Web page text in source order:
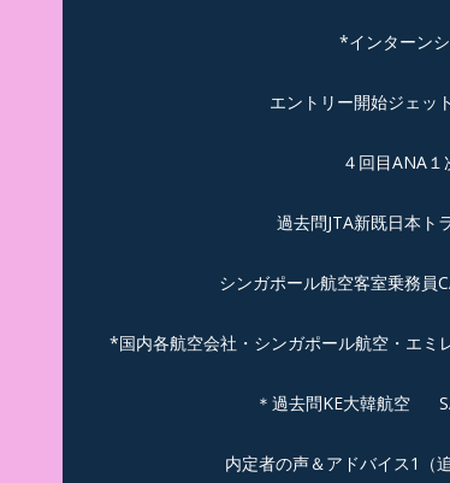
*インターン
エントリー開始ジェッ
４回目ANA
過去問JTA新既日本ト
シンガポール航空客室乗務員
*国内各航空会社・シンガポール航空・エミ
＊過去問KE大韓航空
内定者の声＆アドバイス1（